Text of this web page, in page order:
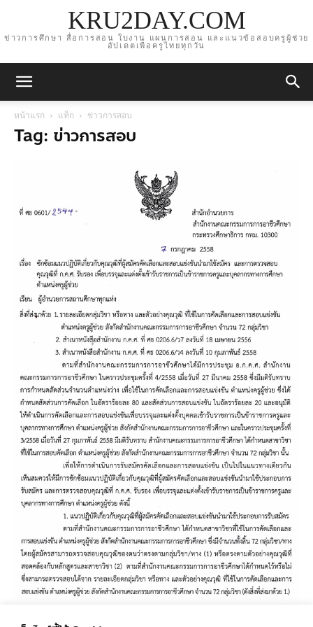
KRU2DAY.COM
ข่าวการศึกษา สื่อการสอน ใบงาน แผนการสอน และแนวข้อสอบครูผู้ช่วย
อัปเดตเพื่อครูไทยทุกวัน
หน้าแรก แท็ก ข่าวการสอบ
Tag: ข่าวการสอบ
ข่าวการศึกษา